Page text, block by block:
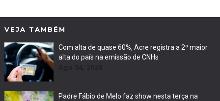
VEJA TAMBÉM
Com alta de quase 60%, Acre registra a 2ª maior
alta do país na emissão de CNHs
Padre Fábio de Melo faz show nesta terça na